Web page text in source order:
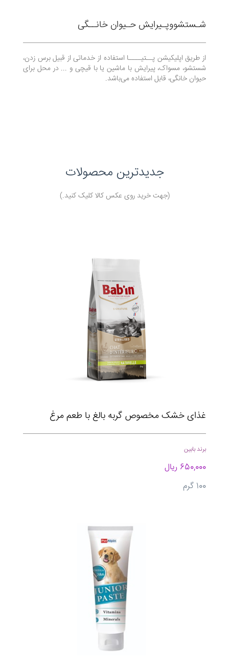
شـستشو‌و‌پـیرایش حـیوان خانــگی
از طریق اپلیکیشن پــتیــــا استفاده از خدماتی از قبیل برس زدن،
شستشو، مسواک، پیرایش با ماشین یا با قیچی و ... در محل برای
حیوان خانگی، قابل استفاده می‌باشد.
جدیدترین محصولات
(جهت خرید روی عکس کالا کلیک کنید.)
غذای خشک مخصوص گربه بالغ با طعم مرغ
برند بابین
650,000 ریال
100 گرم